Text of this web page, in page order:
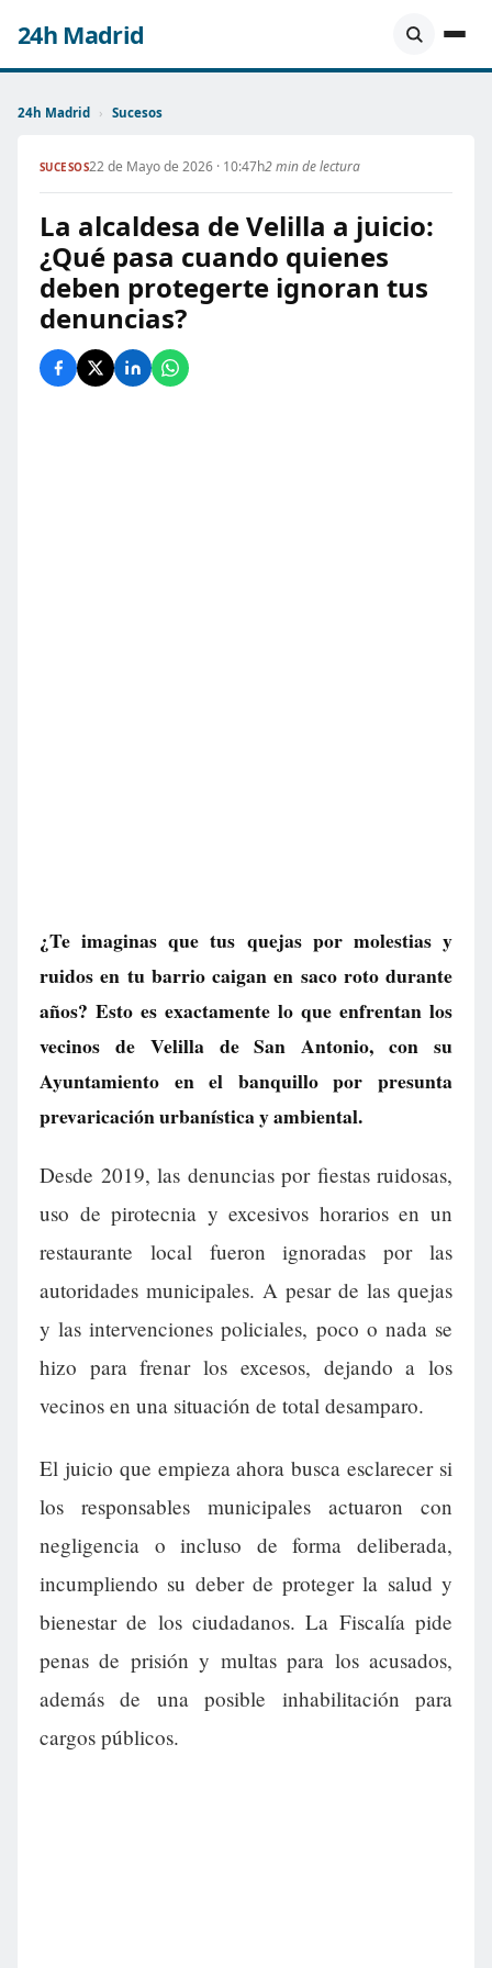
24h Madrid
24h Madrid › Sucesos
SUCESOS22 de Mayo de 2026 · 10:47h2 min de lectura
La alcaldesa de Velilla a juicio:
¿Qué pasa cuando quienes
deben protegerte ignoran tus
denuncias?
¿Te imaginas que tus quejas por molestias y
ruidos en tu barrio caigan en saco roto durante
años? Esto es exactamente lo que enfrentan los
vecinos de Velilla de San Antonio, con su
Ayuntamiento en el banquillo por presunta
prevaricación urbanística y ambiental.
Desde 2019, las denuncias por fiestas ruidosas,
uso de pirotecnia y excesivos horarios en un
restaurante local fueron ignoradas por las
autoridades municipales. A pesar de las quejas
y las intervenciones policiales, poco o nada se
hizo para frenar los excesos, dejando a los
vecinos en una situación de total desamparo.
El juicio que empieza ahora busca esclarecer si
los responsables municipales actuaron con
negligencia o incluso de forma deliberada,
incumpliendo su deber de proteger la salud y
bienestar de los ciudadanos. La Fiscalía pide
penas de prisión y multas para los acusados,
además de una posible inhabilitación para
cargos públicos.